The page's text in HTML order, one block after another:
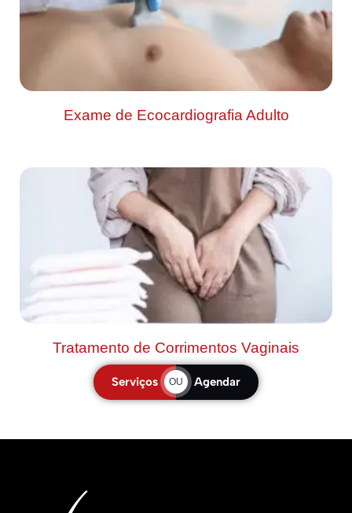
Exame de Ecocardiografia Adulto
Tratamento de Corrimentos Vaginais
Serviços OU Agendar